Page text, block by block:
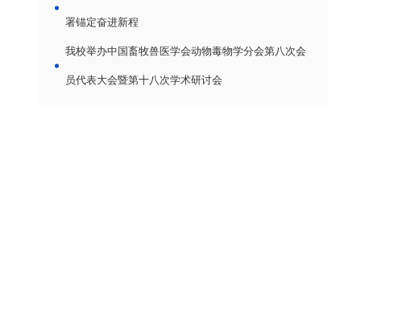
署锚定奋进新程
我校举办中国畜牧兽医学会动物毒物学分会第八次会
员代表大会暨第十八次学术研讨会